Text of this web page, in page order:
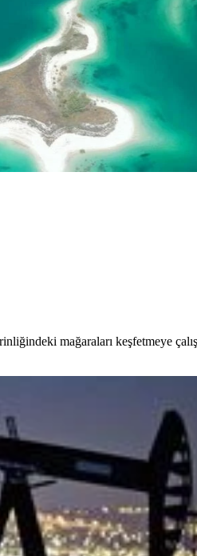
mağaraları keşfetmeye